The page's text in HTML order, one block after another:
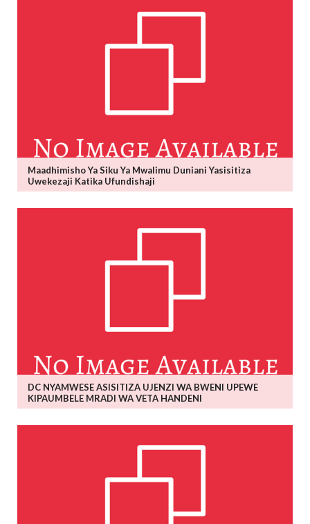
Maadhimisho Ya Siku Ya Mwalimu Duniani Yasisitiza
Uwekezaji Katika Ufundishaji
DC NYAMWESE ASISITIZA UJENZI WA BWENI UPEWE
KIPAUMBELE MRADI WA VETA HANDENI